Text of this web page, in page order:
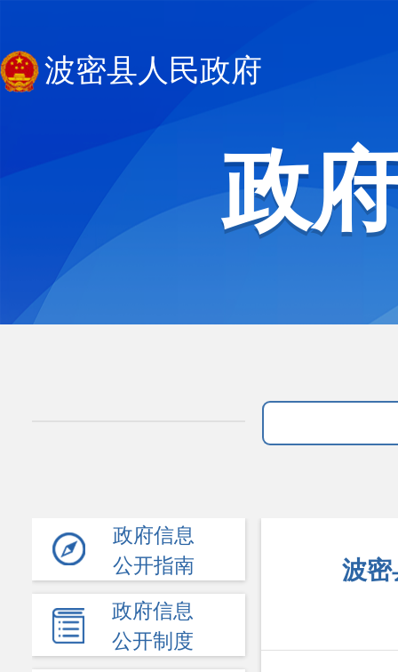
波密县人民政府
政
政府信息
公开指南
政府信息
公开制度
波密